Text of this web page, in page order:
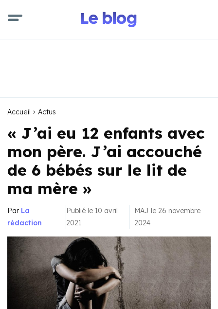
Accueil Actus
« J’ai eu 12 enfants avec
mon père. J’ai accouché
de 6 bébés sur le lit de
ma mère »
Par La
rédaction
Publié le 10 avril
2021
MAJ le 26 novembre
2024